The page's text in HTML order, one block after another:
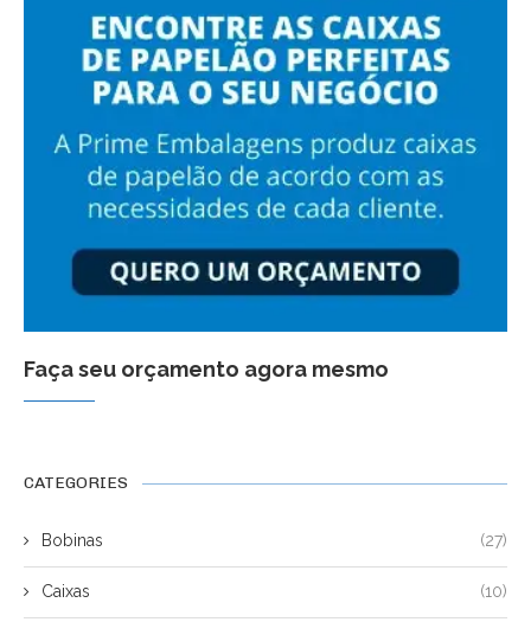
Faça seu orçamento agora mesmo
CATEGORIES
Bobinas (27)
Caixas (10)